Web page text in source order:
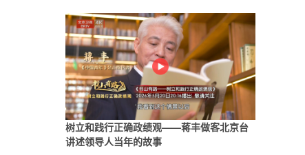
树立和践行正确政绩观——蒋丰做客北京台
讲述领导人当年的故事